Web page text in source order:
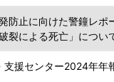
発防止に向けた警鐘レ
裂による死亡」につい
支援センター2024年年